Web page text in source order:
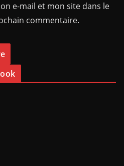
e-mail et mon site dans le
commentaire.